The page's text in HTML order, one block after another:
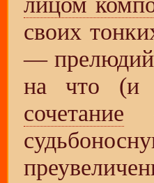
своих
— прелюдий
на что (и
сочетание